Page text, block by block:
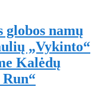
globos namų
„Vykinto“
Kalėdų
Run“